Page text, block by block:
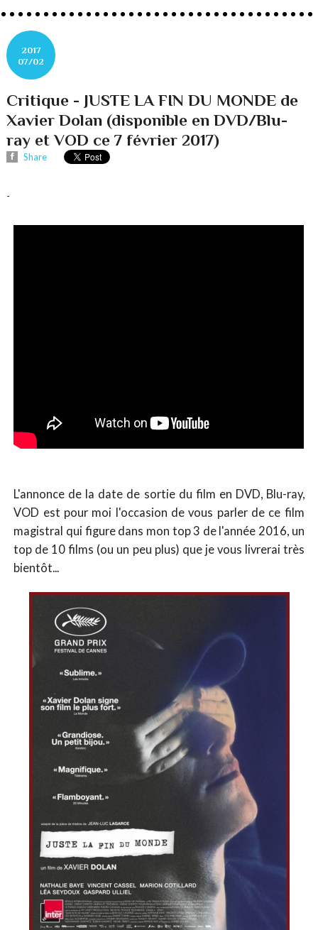
2017
07/02
Critique - JUSTE LA FIN DU MONDE de
Xavier Dolan (disponible en DVD/Blu-
ray et VOD ce 7 février 2017)
Share
L'annonce de la date de sortie du film en DVD, Blu-ray,
VOD est pour moi l'occasion de vous parler de ce film
magistral qui figure dans mon top 3 de l'année 2016, un
top de 10 films (ou un peu plus) que je vous livrerai très
bientôt...